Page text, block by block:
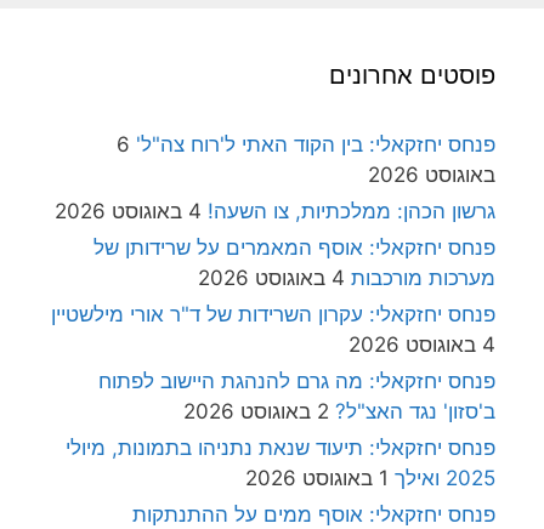
פוסטים אחרונים
פנחס יחזקאלי: בין הקוד האתי ל'רוח צה"ל' 6
באוגוסט 2026
גרשון הכהן: ממלכתיות, צו השעה! 4 באוגוסט 2026
פנחס יחזקאלי: אוסף המאמרים על שרידותן של
מערכות מורכבות 4 באוגוסט 2026
פנחס יחזקאלי: עקרון השרידות של ד"ר אורי מילשטיין
4 באוגוסט 2026
פנחס יחזקאלי: מה גרם להנהגת היישוב לפתוח
ב'סזון' נגד האצ"ל? 2 באוגוסט 2026
פנחס יחזקאלי: תיעוד שנאת נתניהו בתמונות, מיולי
2025 ואילך
1 באוגוסט 2026
פנחס יחזקאלי: אוסף ממים על ההתנתקות